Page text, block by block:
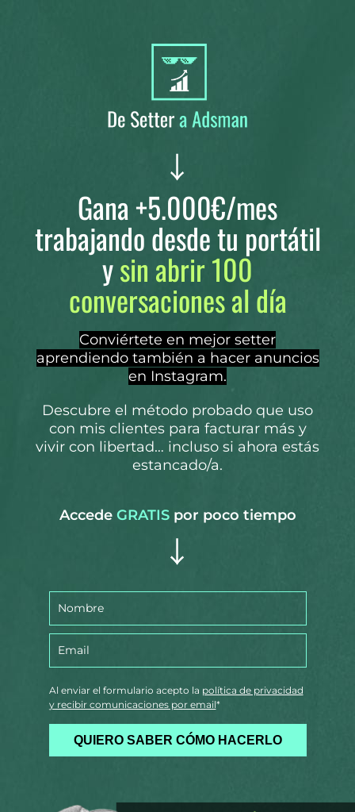
Gana +5.000€/mes
trabajando desde tu portátil
ysin abrir 100
conversaciones al día
Conviértete en mejor setter
aprendiendo también a hacer anuncios
en Instagram.
Descubre el método probado que uso
con mis clientes para facturar más y
vivir con libertad… incluso si ahora estás
estancado/a.
Accede GRATIS por poco tiempo
Al enviar el formulario acepto la política de privacidad
y recibir comunicaciones por email*
QUIERO SABER CÓMO HACERLO